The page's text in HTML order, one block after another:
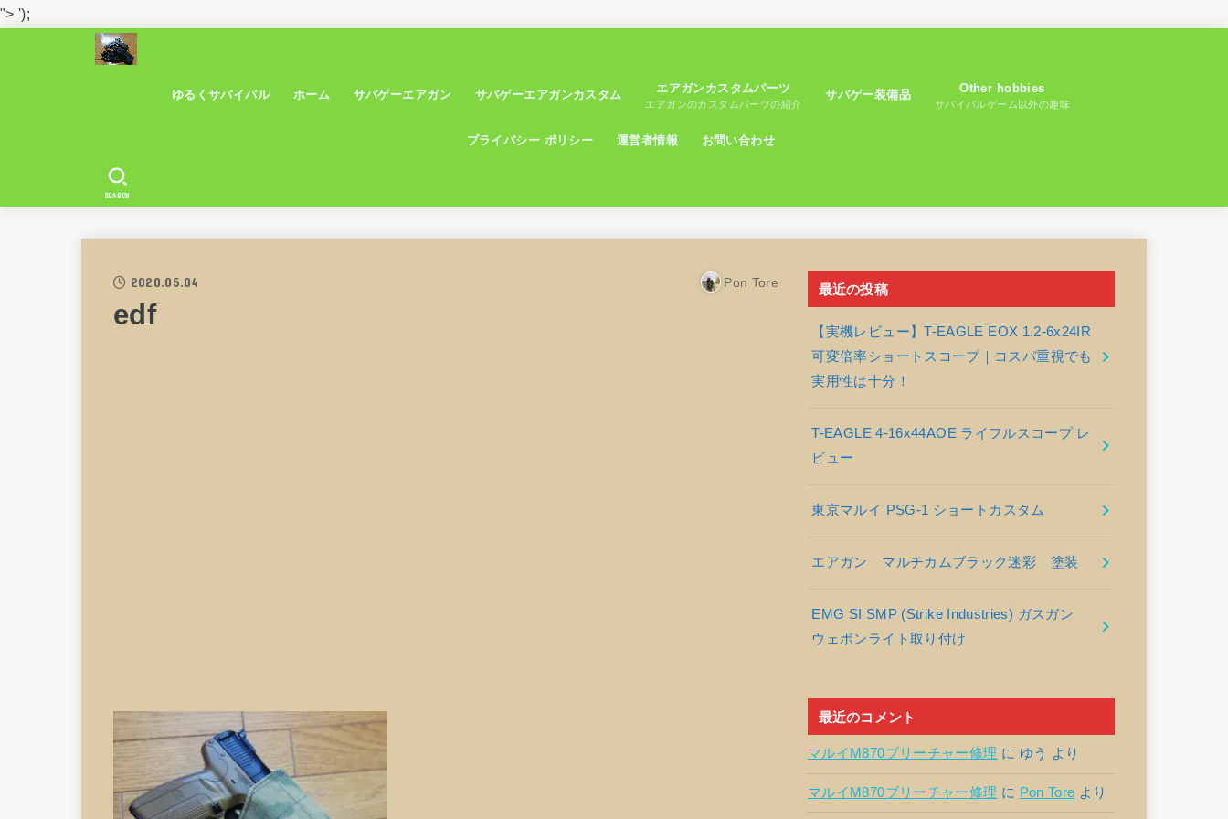
"> ');
ゆるくサバイバル ホーム サバゲーエアガン サバゲーエアガンカスタム エアガンカスタムパーツ
エアガンのカスタムパーツの紹介
サバゲー装備品 Other hobbies
サバイバルゲーム以外の趣味
プライバシー ポリシー 運営者情報 お問い合わせ
SEARCH
2020.05.04 Pon Tore
edf
最近の投稿
【実機レビュー】T-EAGLE EOX 1.2-6x24IR
可変倍率ショートスコープ｜コスパ重視でも
実用性は十分！
T-EAGLE 4-16x44AOE ライフルスコープ レ
ビュー
東京マルイ PSG-1 ショートカスタム
エアガン マルチカムブラック迷彩 塗装
EMG SI SMP (Strike Industries) ガスガン
ウェポンライト取り付け
最近のコメント
マルイM870ブリーチャー修理 に ゆう より
マルイM870ブリーチャー修理 に Pon Tore より